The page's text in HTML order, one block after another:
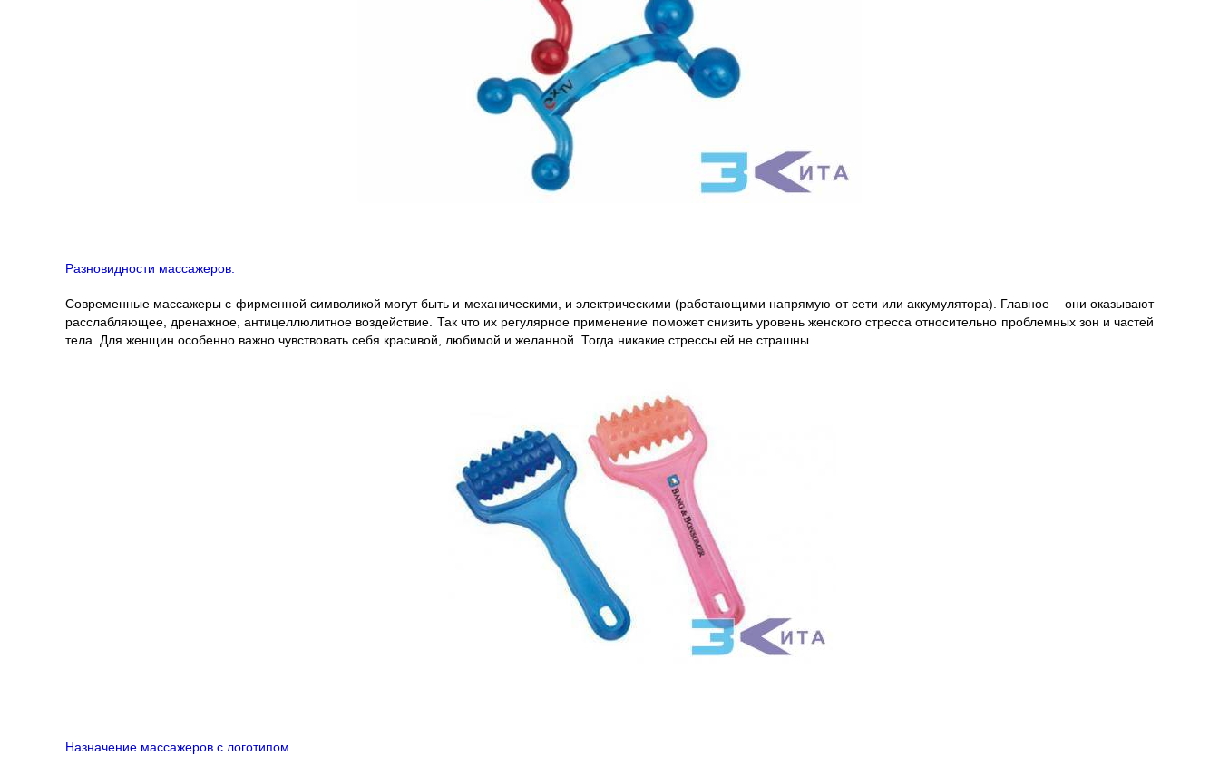
Разновидности массажеров.
Современные массажеры с фирменной символикой могут быть и механическими, и электрическими (работающими напрямую от сети или аккумулятора). Главное – они оказывают
расслабляющее, дренажное, антицеллюлитное воздействие. Так что их регулярное применение поможет снизить уровень женского стресса относительно проблемных зон и частей
тела. Для женщин особенно важно чувствовать себя красивой, любимой и желанной. Тогда никакие стрессы ей не страшны.
Назначение массажеров с логотипом.